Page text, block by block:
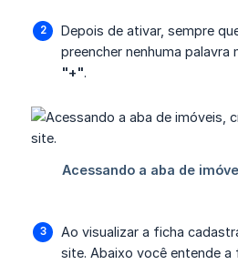
Depois de ativar, sempre
preencher nenhuma palavra
"+".
Ao visualizar a ficha
site. Abaixo você entende a